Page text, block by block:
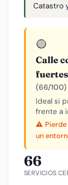
Catastro
🟡
Calle
(66/100)
Ideal si
frente a
⚠️ Pierde
un
66
SERVICIOS